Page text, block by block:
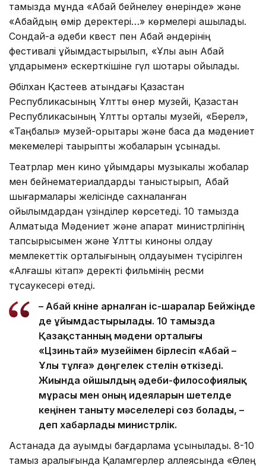
тамызда мұнда «Абай бейнелеу өнерінде» және
«Абайдың өмір деректері…» көрмелері ашылады.
Сондай-ақ әдеби квест пен Абай әндерінің
фестивалі ұйымдастырылып, «Ұлы ақын Абай
ұлдарымен» ескерткішіне гүл шоқтары қойылады.
Әбілхан Қастеев атындағы Қазақстан
Республикасының Ұлттық өнер музейі, Қазақстан
Республикасының Ұлттық орталық музейі, «Берел»,
«Таңбалы» музей-қорықтары және басқа да мәдениет
мекемелері тақырыптық жобаларын ұсынады.
Театрлар мен кино ұйымдары музыкалық жобалар
мен бейнематериалдарды таныстырып, Абай
шығармалары желісінде сахналанған
қойылымдардан үзінділер көрсетеді. 10 тамызда
Алматыда Мәдениет және ақпарат министрлігінің
тапсырысымен және Ұлттық киноны қолдау
мемлекеттік орталығының қолдауымен түсірілген
«Алғашқы кітап» деректі фильмінің ресми
тұсаукесері өтеді.
– Абай күніне арналған іс-шаралар Бейжіңде
де ұйымдастырылады. 10 тамызда
Қазақстанның мәдени орталығы
«Цзиньтай» музейімен бірлесіп «Абай –
Ұлы тұлға» дөңгелек үстелін өткізеді.
Жиында ойшылдың әдеби-философиялық
мұрасы мен оның идеяларын шетелде
кеңінен таныту мәселелері сөз болады, –
деп хабарлады министрлік.
Астанада да ауқымды бағдарлама ұсынылады. 8-10
тамыз аралығында Қаламгерлер аллеясында «Өлең